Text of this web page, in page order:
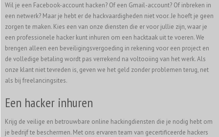
Wil je een Facebook-account hacken? Of een Gmail-account? Of inbreken in
een netwerk? Maar je hebt er de hackvaardigheden niet voor. Je hoeft je geen
zorgen te maken. Kies een van onze diensten die er voor jullie zijn, waar je
een professionele hacker kunt inhuren om een hacktaak uit te voeren. We
brengen alleen een beveiligingsvergoeding in rekening voor een project en
de volledige betaling wordt pas verrekend na voltooiing van het werk. Als
onze klant niet tevreden is, geven we het geld zonder problemen terug, net
als bij freelancingsites.
Een hacker inhuren
Krijg de veilige en betrouwbare online hackingdiensten die je nodig hebt om
je bedrijf te beschermen. Met ons ervaren team van gecertificeerde hackers